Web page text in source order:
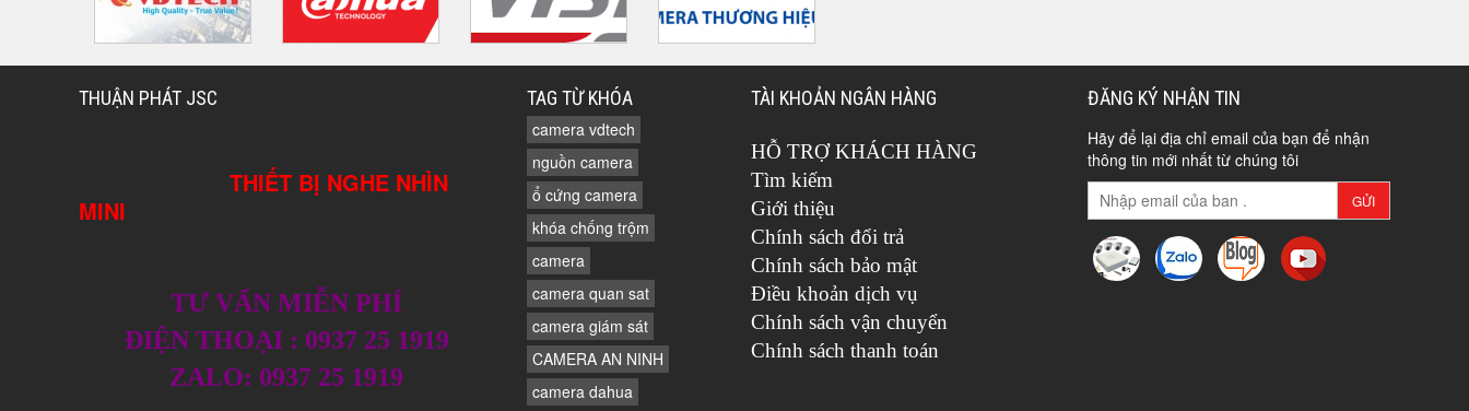
THUẬN PHÁT JSC
THIẾT BỊ NGHE NHÌN
MINI
TƯ VẤN MIỄN PHÍ
ĐIỆN THOẠI : 0937 25 1919
ZALO: 0937 25 1919
TAG TỪ KHÓA
camera vdtech
nguồn camera
ổ cứng camera
khóa chống trộm
camera
camera quan sat
camera giám sát
CAMERA AN NINH
camera dahua
TÀI KHOẢN NGÂN HÀNG
HỖ TRỢ KHÁCH HÀNG
Tìm kiếm
Giới thiệu
Chính sách đổi trả
Chính sách bảo mật
Điều khoản dịch vụ
Chính sách vận chuyển
Chính sách thanh toán
ĐĂNG KÝ NHẬN TIN
Hãy để lại địa chỉ email của bạn để nhận
thông tin mới nhất từ chúng tôi
GỬI